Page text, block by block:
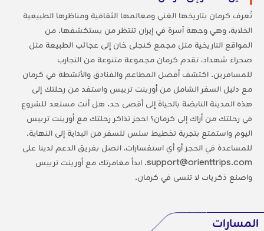
تُعرف كرمان بتاريخها الغني ومعالمها الثقافية ومناظرها الطبيعية
الخلابة، وهي وجهة آسرة في إيران تنتظر من يستكشفها. من
المواقع التاريخية مثل مجمع كنجلى خان إلى عجائب الطبيعة مثل
صحراء شهداد، تقدم كرمان مجموعة متنوعة من التجارب
للمسافرين. اكتشف أفضل المطاعم والفنادق والأنشطة في كرمان
مع دليل السفر الشامل من أورينت تريبس واستفد من رحلتك إلى
هذه المدينة النابضة بالحياة إلى أقصى حد. هل أنت مستعد للشروع
في رحلتك من أراك إلى كرمان؟ احجز تذاكر رحلتك مع أورينت تريبس
اليوم واستمتع بتجربة تخطيط سلس للسفر من البداية إلى النهاية.
للمساعدة في الحجز أو أي استفسارات، اتصل بفريق الدعم لدينا على
support@orienttrips.com. ابدأ مغامرتك مع أورينت تريبس
واصنع ذكريات لا تنسى في كرمان.
المسارات